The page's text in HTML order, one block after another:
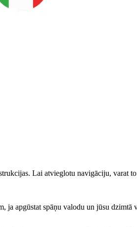
Lai atvieglotu navigāciju, varat
ja apgūstat spāņu valodu un jūsu